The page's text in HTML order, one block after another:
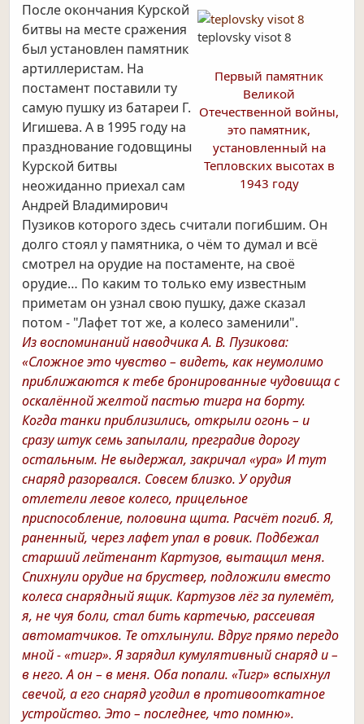
teplovsky visot 8
Первый памятник
Великой
Отечественной войны,
это памятник,
установленный на
Тепловских высотах в
1943 году
После окончания Курской
битвы на месте сражения
был установлен памятник
артиллеристам. На
постамент поставили ту
самую пушку из батареи Г.
Игишева. А в 1995 году на
празднование годовщины
Курской битвы
неожиданно приехал сам
Андрей Владимирович
Пузиков которого здесь считали погибшим. Он
долго стоял у памятника, о чём то думал и всё
смотрел на орудие на постаменте, на своё
орудие… По каким то только ему известным
приметам он узнал свою пушку, даже сказал
потом - "Лафет тот же, а колесо заменили".
Из воспоминаний наводчика А. В. Пузикова:
«Сложное это чувство – видеть, как неумолимо
приближаются к тебе бронированные чудовища с
оскалённой желтой пастью тигра на борту.
Когда танки приблизились, открыли огонь – и
сразу штук семь запылали, преградив дорогу
остальным. Не выдержал, закричал «ура» И тут
снаряд разорвался. Совсем близко. У орудия
отлетели левое колесо, прицельное
приспособление, половина щита. Расчёт погиб. Я,
раненный, через лафет упал в ровик. Подбежал
старший лейтенант Картузов, вытащил меня.
Спихнули орудие на бруствер, подложили вместо
колеса снарядный ящик. Картузов лёг за пулемёт,
я, не чуя боли, стал бить картечью, рассеивая
автоматчиков. Те отхлынули. Вдруг прямо передо
мной - «тигр». Я зарядил кумулятивный снаряд и –
в него. А он – в меня. Оба попали. «Тигр» вспыхнул
свечой, а его снаряд угодил в противооткатное
устройство. Это – последнее, что помню».